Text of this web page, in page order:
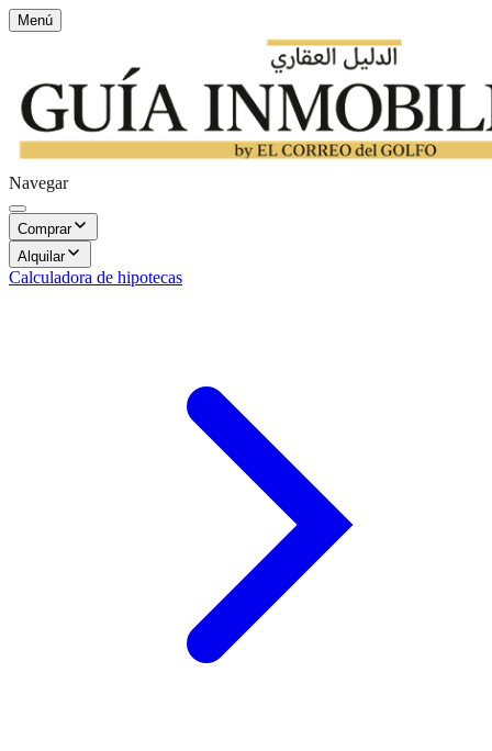
Menú
Navegar
Comprar
Alquilar
Calculadora de hipotecas